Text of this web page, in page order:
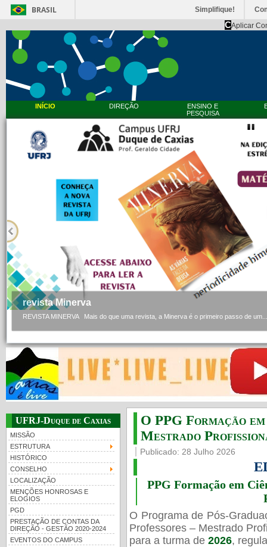
BRASIL Simplifique!
CAplicar
INÍCIO DIREÇÃO
ENSINO E
PESQUISA
revista Minerva
REVISTA MINERVA Mais do que uma revista, a Minerva é o primeiro passo de um...
UFRJ-Duque de Caxias
MISSÃO
ESTRUTURA
HISTÓRICO
CONSELHO
LOCALIZAÇÃO
MENÇÕES HONROSAS E
ELOGIOS
PGD
PRESTAÇÃO DE CONTAS DA
DIREÇÃO - GESTÃO 2020-2024
EVENTOS DO CAMPUS
O PPG Formação
Mestrado
Publicado: 28 Julho 2026
PPG Formação em
O Programa de Pós-
Professores – Mestrado
para a turma de 2026,